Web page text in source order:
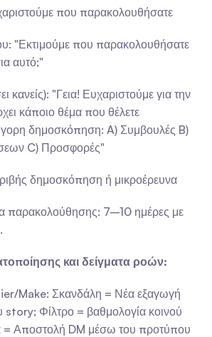
που παρακολουθήσατε
"Εκτιμούμε που παρακολουθήσατε
αυτό;"
κανείς): "Γεια! Ευχαριστούμε για την
κάποιο θέμα που θέλετε
δημοσκόπηση: A) Συμβουλές B)
C) Προσφορές"
δημοσκόπηση ή μικροέρευνα
παρακολούθησης: 7–10 ημέρες με
και δείγματα ροών:
Make: Σκανδάλη = Νέα εξαγωγή
story; Φίλτρο = βαθμολογία κοινού
= Αποστολή DM μέσω του προτύπου